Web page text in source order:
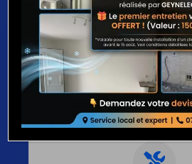
Installation électrique en neuf